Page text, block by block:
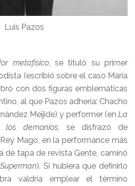
Luis Pazos
metafísico, se tituló su primer
(escribió sobre el caso María
con dos figuras emblemáticas
al que Pazos adhería: Chacho
Meijide) y performer (en La
demonios, se disfrazó de
Mago, en la performance más
de tapa de revista Gente, caminó
Superman). Si hubiera que definirlo
valdría emplear el término